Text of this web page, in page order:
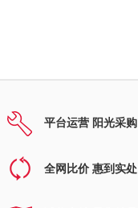
平台运营 阳光采购
全网比价 惠到实处